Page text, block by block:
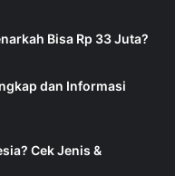
Bisa Rp 33 Juta?
dan Informasi
Cek Jenis &